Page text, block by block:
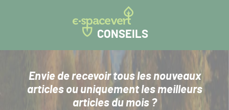
CONSEILS
Envie de recevoir tous les nouveaux
articlesou uniquement les meilleurs
articles du mois ?